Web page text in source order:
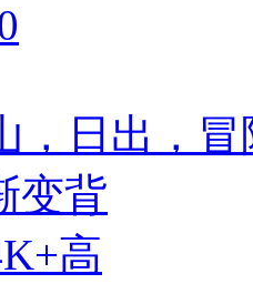
，日出，